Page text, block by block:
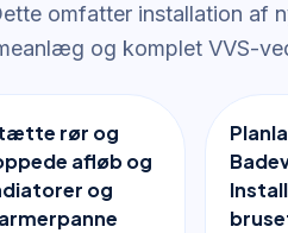
omfatter installation af
og komplet VVS-
rør og
afløb og
og